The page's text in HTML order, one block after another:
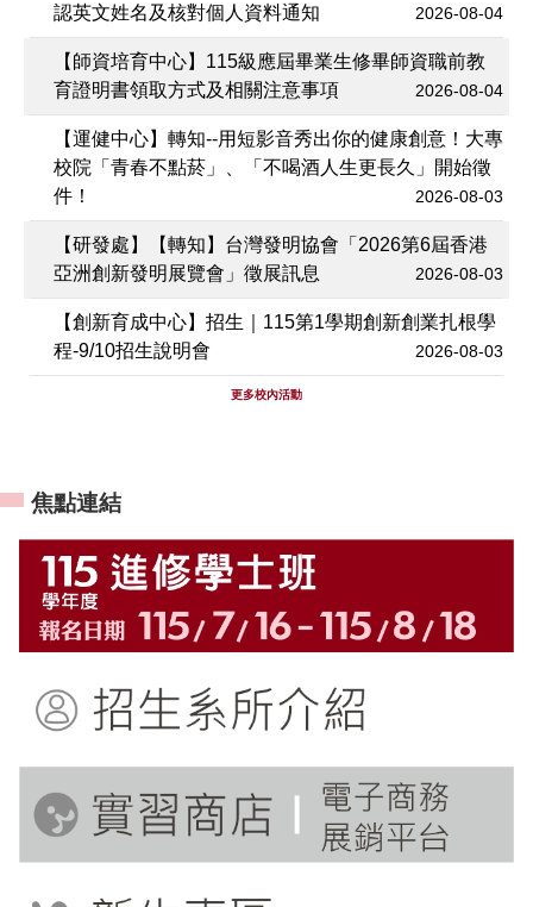
認英文姓名及核對個人資料通知
2026-08-04
【師資培育中心】115級應屆畢業生修畢師資職前教
育證明書領取方式及相關注意事項
2026-08-04
【運健中心】轉知--用短影音秀出你的健康創意！大專
校院「青春不點菸」、「不喝酒人生更長久」開始徵
件！
2026-08-03
【研發處】【轉知】台灣發明協會「2026第6屆香港
亞洲創新發明展覽會」徵展訊息
2026-08-03
【創新育成中心】招生｜115第1學期創新創業扎根學
程-9/10招生說明會
2026-08-03
更多校內活動
焦點連結